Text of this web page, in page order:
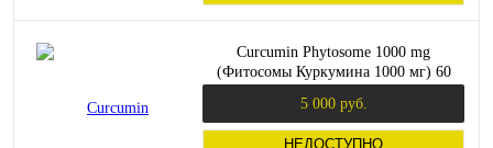
Curcumin Phytosome 1000 mg
(Фитосомы Куркумина 1000 мг) 60
5 000 руб.
НЕДОСТУПНО